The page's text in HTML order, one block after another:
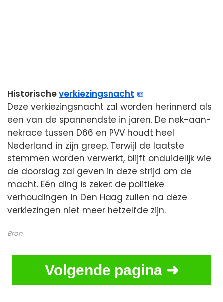
Historischeverkiezingsnacht
Deze verkiezingsnacht zal worden herinnerd als
een van de spannendste in jaren. De nek-aan-
nekrace tussen D66 en PVV houdt heel
Nederland in zijn greep. Terwijl de laatste
stemmen worden verwerkt, blijft onduidelijk wie
de doorslag zal geven in deze strijd om de
macht. Eén ding is zeker: de politieke
verhoudingen in Den Haag zullen na deze
verkiezingen niet meer hetzelfde zijn.
Bron
Volgende pagina ➜